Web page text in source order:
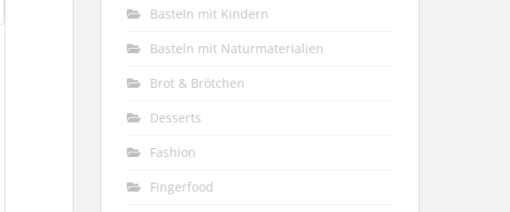
Basteln mit Kindern
Basteln mit Naturmaterialien
Brot & Brötchen
Desserts
Fashion
Fingerfood